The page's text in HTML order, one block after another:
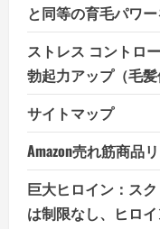
と同等の育毛パワ
ストレス コントロ
勃起力アップ（毛髪
サイトマップ
Amazon売れ筋商品
巨大ヒロイン：ス
は制限なし、ヒロイ